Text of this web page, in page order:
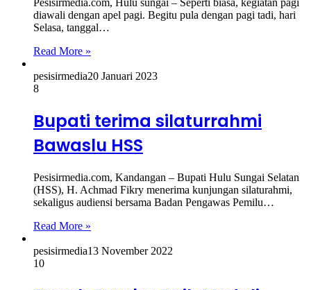
Pesisirmedia.com, Hulu sungai – Seperti biasa, kegiatan pagi
diawali dengan apel pagi. Begitu pula dengan pagi tadi, hari
Selasa, tanggal…
Read More »
pesisirmedia20 Januari 2023
8
Bupati terima silaturrahmi
Bawaslu HSS
Pesisirmedia.com, Kandangan – Bupati Hulu Sungai Selatan
(HSS), H. Achmad Fikry menerima kunjungan silaturahmi,
sekaligus audiensi bersama Badan Pengawas Pemilu…
Read More »
pesisirmedia13 November 2022
10